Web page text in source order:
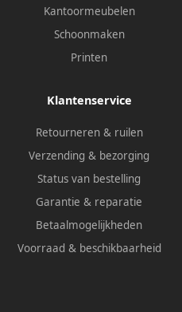
Kantoormeubelen
Schoonmaken
Printen
Klantenservice
Retourneren & ruilen
Verzending & bezorging
Status van bestelling
Garantie & reparatie
Betaalmogelijkheden
Voorraad & beschikbaarheid